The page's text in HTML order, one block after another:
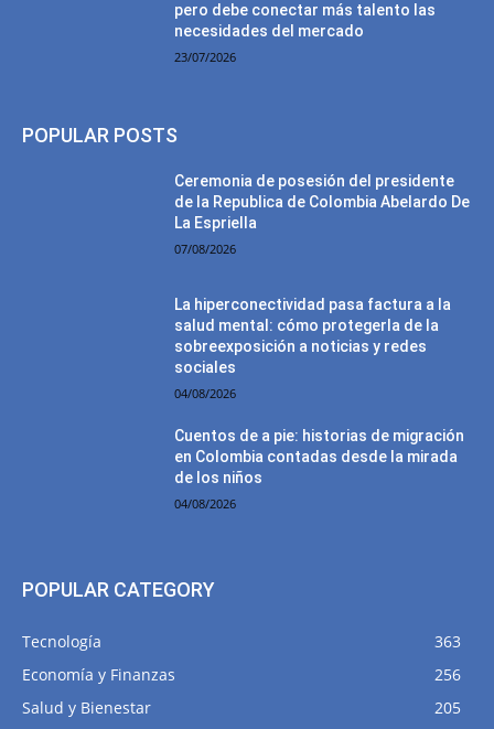
pero debe conectar más talento las
necesidades del mercado
23/07/2026
POPULAR POSTS
Ceremonia de posesión del presidente
de la Republica de Colombia Abelardo De
La Espriella
07/08/2026
La hiperconectividad pasa factura a la
salud mental: cómo protegerla de la
sobreexposición a noticias y redes
sociales
04/08/2026
Cuentos de a pie: historias de migración
en Colombia contadas desde la mirada
de los niños
04/08/2026
POPULAR CATEGORY
Tecnología
363
Economía y Finanzas
256
Salud y Bienestar
205